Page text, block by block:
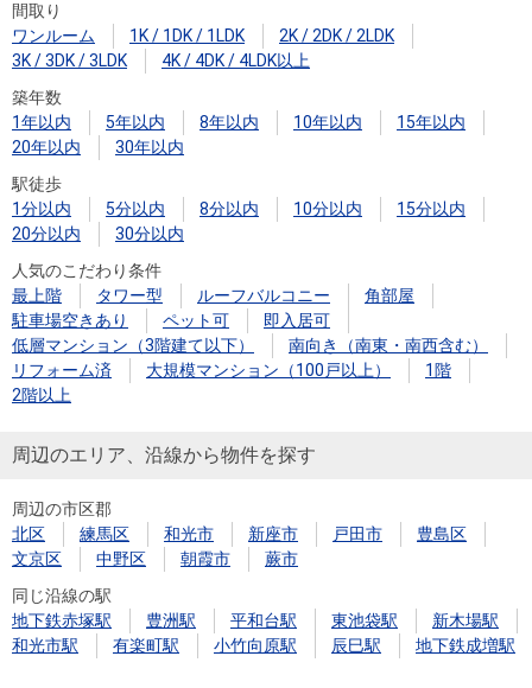
間取り
ワンルーム
1K / 1DK / 1LDK
2K / 2DK / 2LDK
3K / 3DK / 3LDK
4K / 4DK / 4LDK以上
築年数
1年以内
5年以内 8年以内 10年以内
15年以内
20年以内
30年以内
駅徒歩
1分以内
5分以内 8分以内 10分以内
15分以内
20分以内
30分以内
人気のこだわり条件
最上階
タワー型 ルーフバルコニー
角部屋
駐車場空きあり
ペット可
即入居可
低層マンション（3階建て以下）
南向き（南東・南西含む）
リフォーム済
大規模マンション（100戸以上）
1階
2階以上
周辺のエリア、沿線から物件を探す
周辺の市区郡
北区
練馬区 和光市 新座市 戸田市
豊島区
文京区
中野区 朝霞市
蕨市
同じ沿線の駅
地下鉄赤塚駅
豊洲駅 平和台駅 東池袋駅
新木場駅
和光市駅
有楽町駅 小竹向原駅 辰巳駅 地下鉄成増駅